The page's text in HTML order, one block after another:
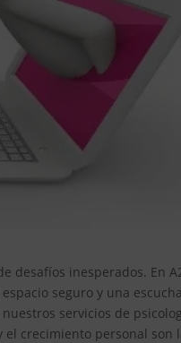
desafíos inesperados. En
seguro y una
servicios de
crecimiento personal son